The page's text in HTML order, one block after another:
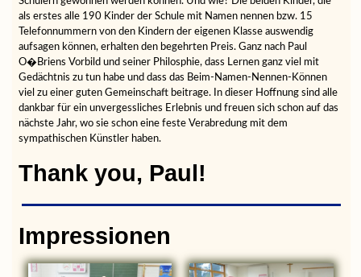
als erstes alle 190 Kinder der Schule mit Namen nennen bzw. 15
Telefonnummern von den Kindern der eigenen Klasse auswendig
aufsagen können, erhalten den begehrten Preis. Ganz nach Paul
O�Briens Vorbild und seiner Philosphie, dass Lernen ganz viel mit
Gedächtnis zu tun habe und dass das Beim-Namen-Nennen-Können
viel zu einer guten Gemeinschaft beitrage. In dieser Hoffnung sind alle
dankbar für ein unvergessliches Erlebnis und freuen sich schon auf das
nächste Jahr, wo sie schon eine feste Verabredung mit dem
sympathischen Künstler haben.
Thank you, Paul!
Impressionen